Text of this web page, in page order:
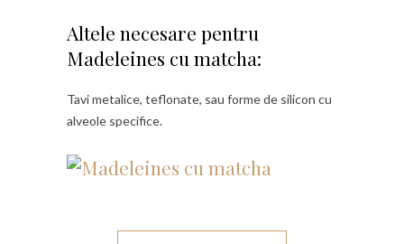
Altele necesare pentru
Madeleines cu matcha:
Tavi metalice, teflonate, sau forme de silicon cu
alveole specifice.